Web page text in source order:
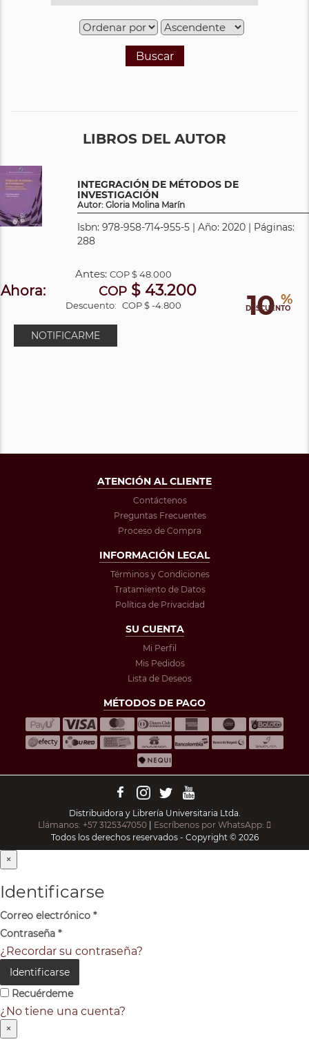
Buscar
LIBROS DEL AUTOR
INTEGRACIÓN DE MÉTODOS DE
INVESTIGACIÓN
Autor: Gloria Molina Marín
Isbn: 978-958-714-955-5 | Año: 2020 | Páginas:
288
10 %
DESCUENTO
Antes:COP$ 48.000
Ahora: COP $ 43.200
Descuento: COP $ -4.800
NOTIFICARME
ATENCIÓN AL CLIENTE
Contáctenos
Preguntas Frecuentes
Proceso de Compra
INFORMACIÓN LEGAL
Términos y Condiciones
Tratamiento de Datos
Política de Privacidad
SU CUENTA
Mi Perfil
Mis Pedidos
Lista de Deseos
MÉTODOS DE PAGO
Distribuidora y Librería Universitaria Ltda.
Llámanos: +57 3125347050 | Escríbenos por WhatsApp:
Todos los derechos reservados - Copyright © 2026
×
Identificarse
Correo electrónico *
Contraseña *
¿Recordar su contraseña?
Identificarse
Recuérdeme
¿No tiene una cuenta?
×